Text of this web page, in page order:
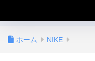
ホーム NIKE